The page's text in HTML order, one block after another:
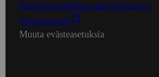
Mobiilisovelluksen saavutettavuus
Mainostajalle
Muuta evästeasetuksia